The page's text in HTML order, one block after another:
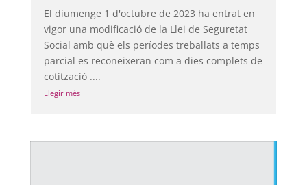
El diumenge 1 d'octubre de 2023 ha entrat en
vigor una modificació de la Llei de Seguretat
Social amb què els períodes treballats a temps
parcial es reconeixeran com a dies complets de
cotització ....
Llegir més